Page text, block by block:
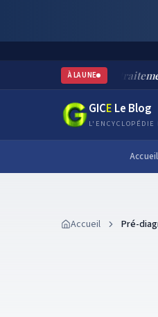
À LA UNE
risques et traitement
GICE Le Blog
Accueil
Accueil
Pré-